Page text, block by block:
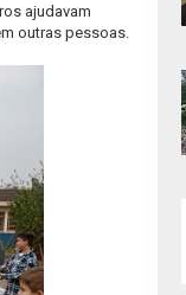
ajudavam
outras pessoas.